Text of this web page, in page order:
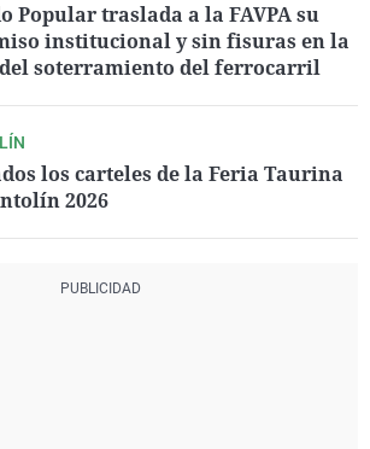
Popular traslada a la FAVPA su
institucional y sin fisuras en la
soterramiento del ferrocarril
los carteles de la Feria Taurina
2026